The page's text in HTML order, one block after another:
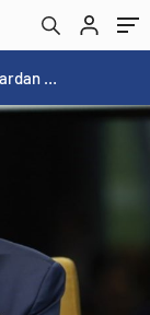
Norweç silahlı kuvvetleri kadınlardan oluşan özel kuvvetler eğitimlerini başlattı.